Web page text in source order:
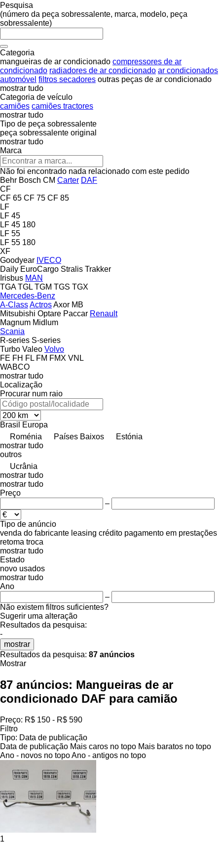
Pesquisa
(número da peça sobressalente, marca, modelo, peça
sobressalente)
Categoria
mangueiras de ar condicionado compressores de ar
condicionado radiadores de ar condicionado ar condicionados
automóvel filtros secadores outras peças de ar condicionado
mostrar tudo
Categoria de veículo
camiões camiões tractores
mostrar tudo
Tipo de peça sobressalente
peça sobressalente original
mostrar tudo
Marca
Não foi encontrado nada relacionado com este pedido
Behr Bosch CM Carter DAF
CF
CF 65 CF 75 CF 85
LF
LF 45
LF 45 180
LF 55
LF 55 180
XF
Goodyear IVECO
Daily EuroCargo Stralis Trakker
Irisbus MAN
TGA TGL TGM TGS TGX
Mercedes-Benz
A-ClassActrosAxor MB
Mitsubishi Optare Paccar Renault
Magnum Midlum
Scania
R-series S-series
Turbo Valeo Volvo
FE FH FL FM FMX VNL
WABCO
mostrar tudo
Localização
Procurar num raio
Brasil
Europa
Roménia
Países Baixos
Estónia
mostrar tudo
outros
Ucrânia
mostrar tudo
mostrar tudo
Preço
–
Tipo de anúncio
venda do fabricante leasing crédito pagamento em prestações
retoma troca
mostrar tudo
Estado
novo usados
mostrar tudo
Ano
–
Não existem filtros suficientes?
Sugerir uma alteração
Resultados da pesquisa:
-
mostrar
Resultados da pesquisa: 87 anúncios
Mostrar
87 anúncios: Mangueiras de ar
condicionado DAF para camião
Preço: R$ 150 - R$ 590
Filtro
Tipo: Data de publicação
Data de publicação Mais caros no topo Mais baratos no topo
Ano - novos no topoAno - antigos no topo
1